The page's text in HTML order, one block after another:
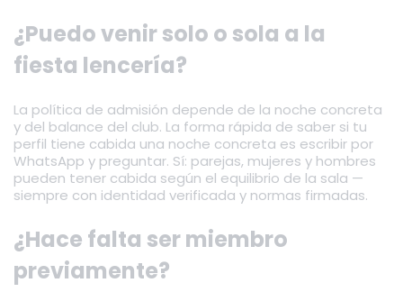
¿Puedo venir solo o sola a la
fiesta lencería?
La política de admisión depende de la noche concreta
y del balance del club. La forma rápida de saber si tu
perfil tiene cabida una noche concreta es escribir por
WhatsApp y preguntar. Sí: parejas, mujeres y hombres
pueden tener cabida según el equilibrio de la sala —
siempre con identidad verificada y normas firmadas.
¿Hace falta ser miembro
previamente?